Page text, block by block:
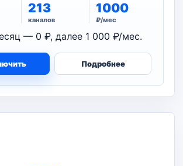
213
каналов
1000
₽/мес
— 0 ₽, далее 1 000 ₽/мес.
Подробнее